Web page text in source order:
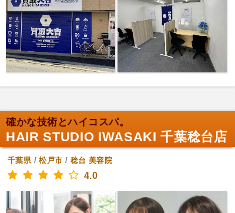
確かな技術とハイコスパ。
HAIR STUDIO IWASAKI 千葉稔台店
千葉県/松戸市 / 稔台 美容院
4.0